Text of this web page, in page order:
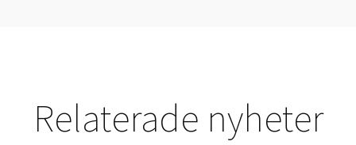
Relaterade nyheter